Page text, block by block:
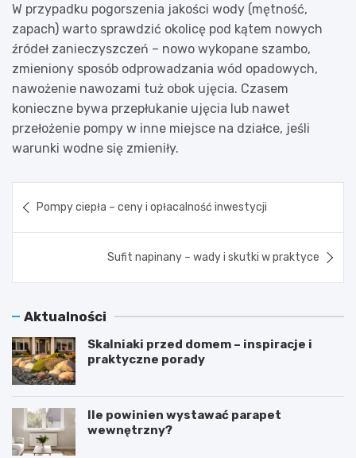
W przypadku pogorszenia jakości wody (mętność,
zapach) warto sprawdzić okolicę pod kątem nowych
źródeł zanieczyszczeń – nowo wykopane szambo,
zmieniony sposób odprowadzania wód opadowych,
nawożenie nawozami tuż obok ujęcia. Czasem
konieczne bywa przepłukanie ujęcia lub nawet
przełożenie pompy w inne miejsce na działce, jeśli
warunki wodne się zmieniły.
wpisu
Pompy ciepła – ceny i opłacalność inwestycji
Sufit napinany – wady i skutki w praktyce
Aktualności
Skalniaki przed domem – inspiracje i
praktyczne porady
Ile powinien wystawać parapet
wewnętrzny?